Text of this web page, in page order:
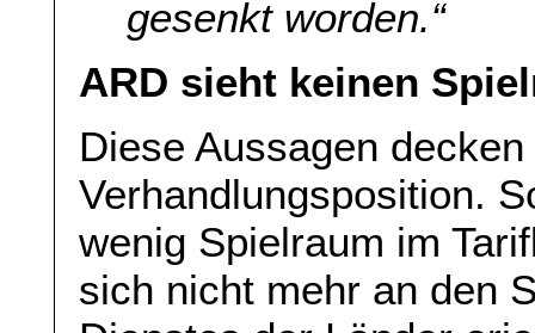
gesenkt worden.“
ARD sieht keinen
Diese Aussagen
Verhandlungsposition.
wenig Spielraum im
sich nicht mehr an den